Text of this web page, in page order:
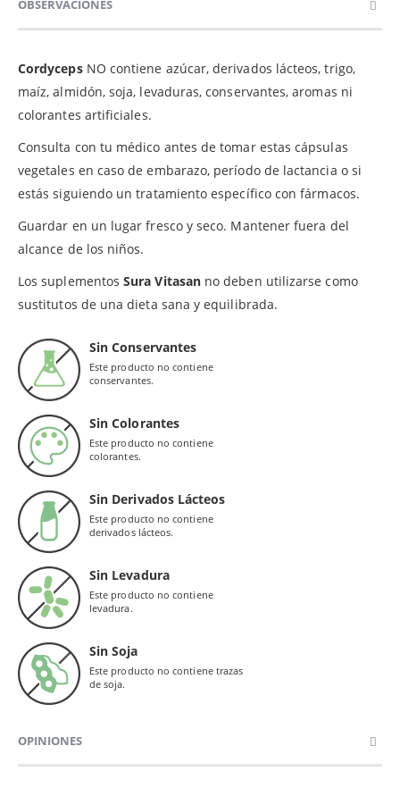
OBSERVACIONES
CordycepsNO contiene azúcar, derivados lácteos, trigo,
maíz, almidón, soja, levaduras, conservantes, aromas ni
colorantes artificiales.
Consulta con tu médico antes de tomar estas cápsulas
vegetales en caso de embarazo, período de lactancia o si
estás siguiendo un tratamiento específico con fármacos.
Guardar en un lugar fresco y seco. Mantener fuera del
alcance de los niños.
Los suplementosSura Vitasanno deben utilizarse como
sustitutos de una dieta sana y equilibrada.
Sin Conservantes
Este producto no contiene
conservantes.
Sin Colorantes
Este producto no contiene
colorantes.
Sin Derivados Lácteos
Este producto no contiene
derivados lácteos.
Sin Levadura
Este producto no contiene
levadura.
Sin Soja
Este producto no contiene trazas
de soja.
OPINIONES